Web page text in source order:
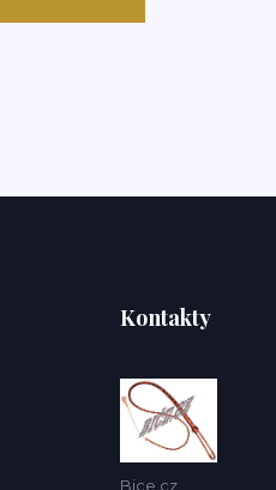
Kontakty
Bice.cz